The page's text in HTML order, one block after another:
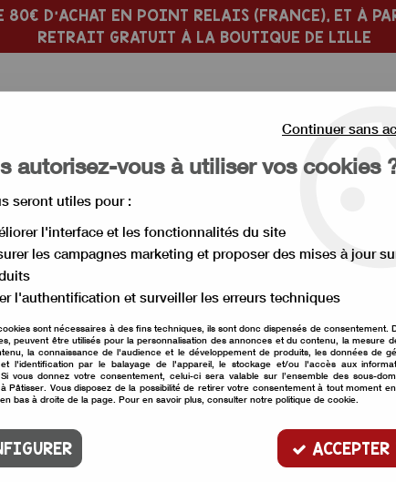
D'ACHAT EN POINT RELAIS (FRANCE), ET À
RETRAIT GRATUIT À LA BOUTIQUE DE LILLE
à parsemer >Mini guimauve multicolore
Mini guimauve
Soyez le premier à donner
Petites guimauves de
Continuer sans
autorisez-vous à utiliser vos cookies
seront utiles pour :
l'interface et les fonctionnalités du site
les campagnes marketing et proposer des mises à jour
l'authentification et surveiller les erreurs techniques
sont nécessaires à des fins techniques, ils sont donc dispensés de consentement.
peuvent être utilisés pour la personnalisation des annonces et du contenu, la mesure
la connaissance de l'audience et le développement de produits, les données de
l'identification par le balayage de l'appareil, le stockage et/ou l'accès aux
vous donnez votre consentement, celui-ci sera valable sur l’ensemble des sous-
Pâtisser. Vous disposez de la possibilité de retirer votre consentement à tout moment
bas à droite de la page. Pour en savoir plus, consulter notre politique de cookie.
ACCEPTER